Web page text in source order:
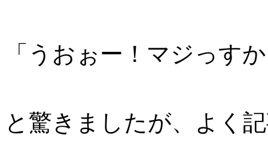
「うおぉー！マジっ
と驚きましたが、よく